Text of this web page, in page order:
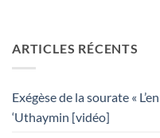
ARTICLES RÉCENTS
Exégèse de la sourate «
‘Uthaymin [vidéo]